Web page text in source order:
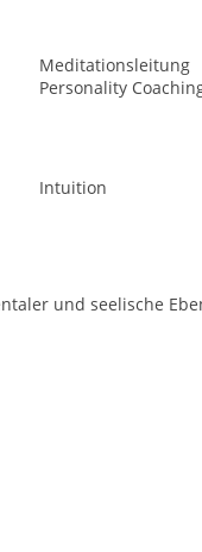
Meditationsleitung
Personality
Intuition
und seelische